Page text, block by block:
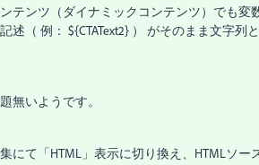
テンツ（ダイナミックコンテンツ）でも変
（ 例： ${CTAText2} ） がそのまま文字列
無いようです。
て「HTML」表示に切り換え、HTMLソー